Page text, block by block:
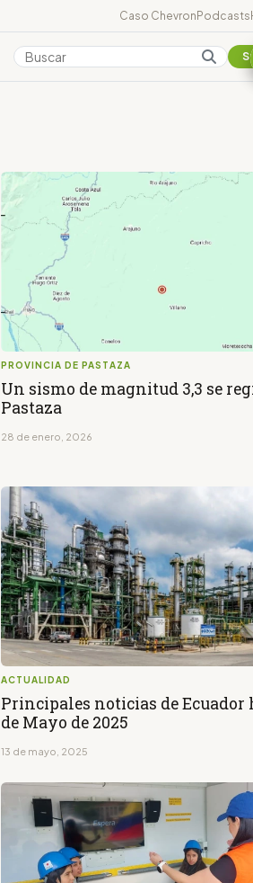
Caso ChevronPodcasts
Colombia
PROVINCIA DE PASTAZA
Un sismo de magnitud 3,3 se
Pastaza
28 de enero, 2026
ACTUALIDAD
Principales noticias de Ecuador
de Mayo de 2025
13 de mayo, 2025